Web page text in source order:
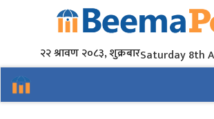
२२ श्रावण २०८३, शुक्रबारSaturday 8th